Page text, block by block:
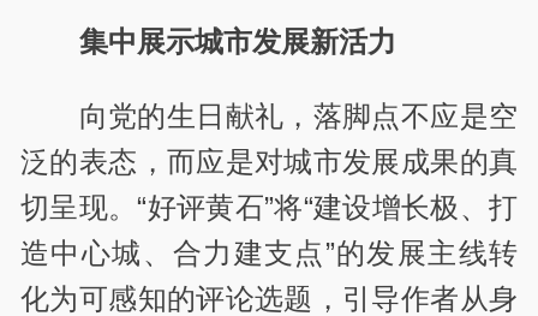
集中展示城市发展新活力
向党的生日献礼，落脚点不应是空
泛的表态，而应是对城市发展成果的真
切呈现。“好评黄石”将“建设增长极、打
造中心城、合力建支点”的发展主线转
化为可感知的评论选题，引导作者从身